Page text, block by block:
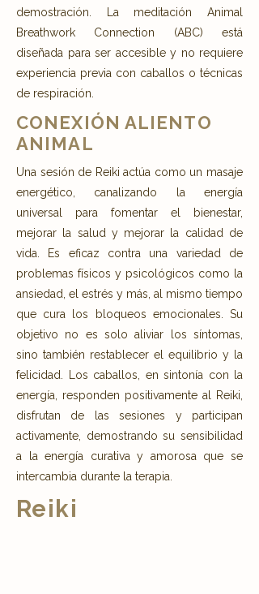
demostración. La meditación Animal
Breathwork Connection (ABC) está
diseñada para ser accesible y no requiere
experiencia previa con caballos o técnicas
de respiración.
CONEXIÓN ALIENTO
ANIMAL
Una sesión de Reiki actúa como un masaje
energético, canalizando la energía
universal para fomentar el bienestar,
mejorar la salud y mejorar la calidad de
vida. Es eficaz contra una variedad de
problemas físicos y psicológicos como la
ansiedad, el estrés y más, al mismo tiempo
que cura los bloqueos emocionales. Su
objetivo no es solo aliviar los síntomas,
sino también restablecer el equilibrio y la
felicidad. Los caballos, en sintonía con la
energía, responden positivamente al Reiki,
disfrutan de las sesiones y participan
activamente, demostrando su sensibilidad
a la energía curativa y amorosa que se
intercambia durante la terapia.
Reiki